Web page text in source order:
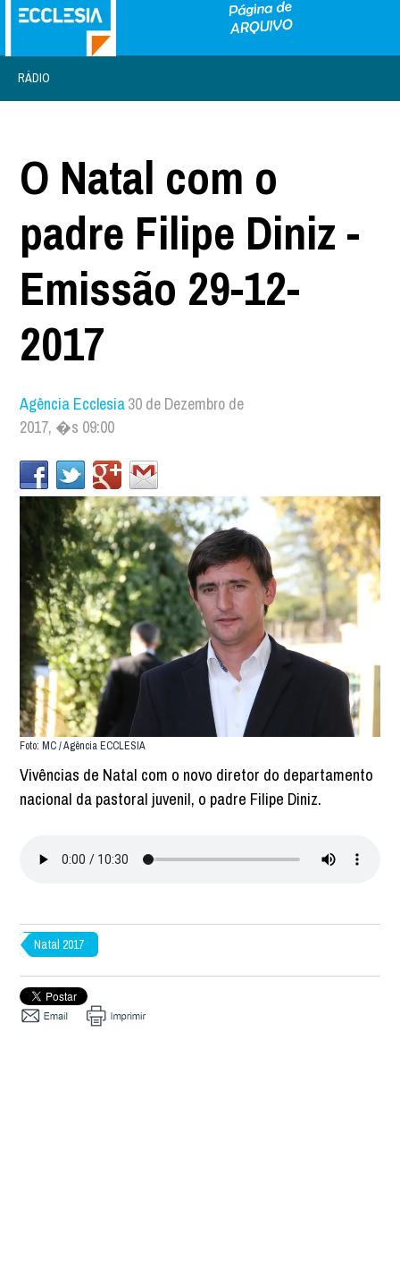
RÁDIO
O Natal com o
padre Filipe Diniz -
Emissão 29-12-
2017
Agência Ecclesia30 de Dezembro de
2017, �s 09:00
Foto: MC / Agência ECCLESIA
Vivências de Natal com o novo diretor do departamento
nacional da pastoral juvenil, o padre Filipe Diniz.
Natal 2017